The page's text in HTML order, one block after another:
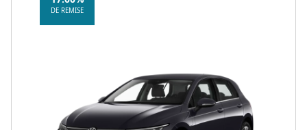
collaborateur).DE REMISE